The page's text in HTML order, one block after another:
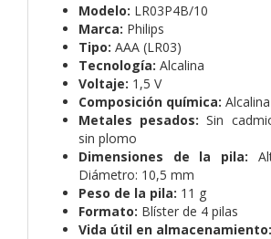
Modelo: LR03P4B/10
Marca: Philips
Tipo: AAA (LR03)
Tecnología: Alcalina
Voltaje: 1,5 V
Composición química: Alcalina
Metales pesados: Sin
sin plomo
Dimensiones de la pila:
Diámetro: 10,5 mm
Peso de la pila: 11 g
Formato: Blíster de 4 pilas
Vida útil en almacenamiento: